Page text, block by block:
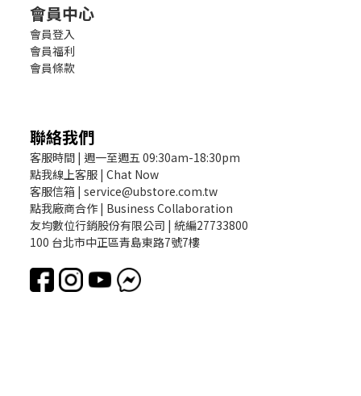
會員中心
會員登入
會員福利
會員條款
聯絡我們
客服時間 | 週一至週五 09:30am-18:30pm
點我線上客服 | Chat Now
客服信箱 | service@ubstore.com.tw
點我廠商合作 | Business Collaboration
友均數位行銷股份有限公司 | 統編27733800
100 台北市中正區青島東路7號7樓